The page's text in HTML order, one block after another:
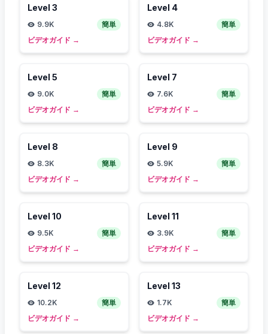
Level 3
9.9K
簡単
ビデオガイド →
Level 4
4.8K
簡単
ビデオガイド →
Level 5
9.0K
簡単
ビデオガイド →
Level 7
7.6K
簡単
ビデオガイド →
Level 8
8.3K
簡単
ビデオガイド →
Level 9
5.9K
簡単
ビデオガイド →
Level 10
9.5K
簡単
ビデオガイド →
Level 11
3.9K
簡単
ビデオガイド →
Level 12
10.2K
簡単
ビデオガイド →
Level 13
1.7K
簡単
ビデオガイド →